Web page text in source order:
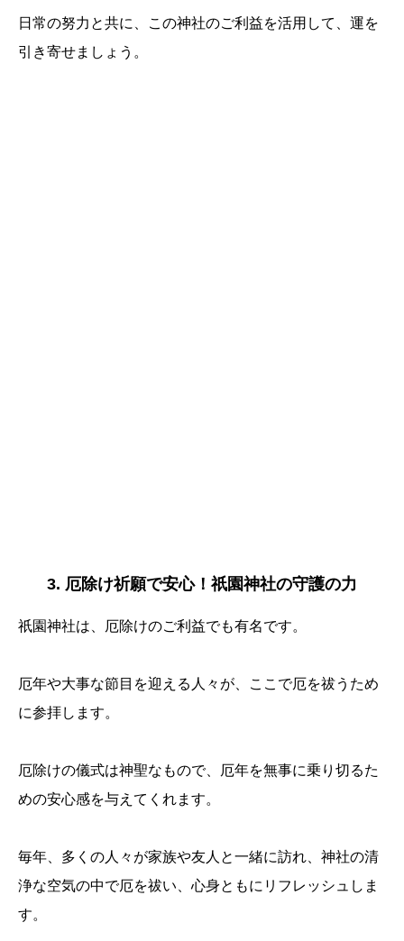
日常の努力と共に、この神社のご利益を活用して、運を
引き寄せましょう。
3. 厄除け祈願で安心！祇園神社の守護の力
祇園神社は、厄除けのご利益でも有名です。
厄年や大事な節目を迎える人々が、ここで厄を祓うため
に参拝します。
厄除けの儀式は神聖なもので、厄年を無事に乗り切るた
めの安心感を与えてくれます。
毎年、多くの人々が家族や友人と一緒に訪れ、神社の清
浄な空気の中で厄を祓い、心身ともにリフレッシュしま
す。